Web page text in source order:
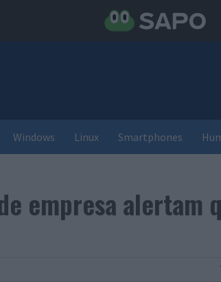
Windows Linux Smartphones
empresa alertam